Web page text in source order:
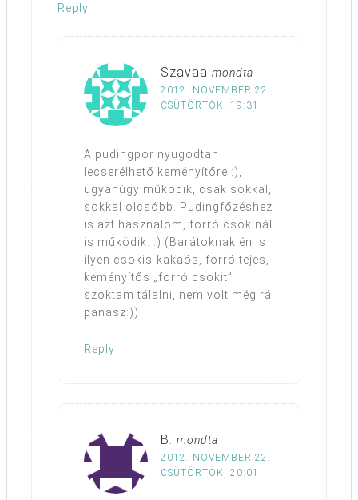
Reply
Szavaa mondta
2012. NOVEMBER 22.,
CSÜTÖRTÖK, 19:31
A pudingpor nyugodtan
lecserélhető keményítőre :),
ugyanúgy működik, csak sokkal,
sokkal olcsóbb. Pudingfőzéshez
is azt használom, forró csokinál
is működik. :) (Barátoknak én is
ilyen csokis-kakaós, forró tejes,
keményítős „forró csokit”
szoktam tálalni, nem volt még rá
panasz:))
Reply
B. mondta
2012. NOVEMBER 22.,
CSÜTÖRTÖK, 20:01